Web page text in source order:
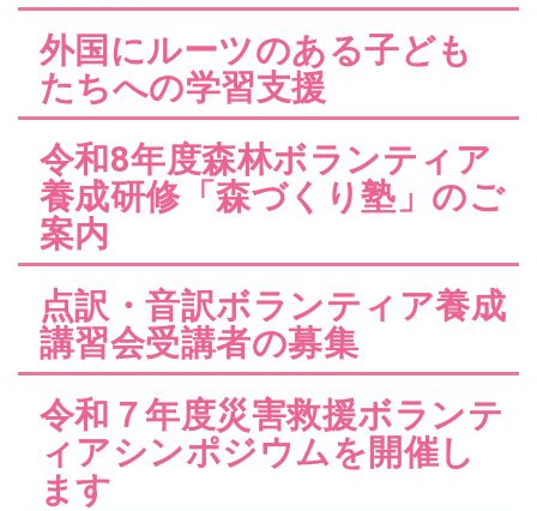
外国にルーツのある子ども
たちへの学習支援
令和8年度森林ボランティア
養成研修「森づくり塾」のご
案内
点訳・音訳ボランティア養成
講習会受講者の募集
令和７年度災害救援ボランテ
ィアシンポジウムを開催し
ます